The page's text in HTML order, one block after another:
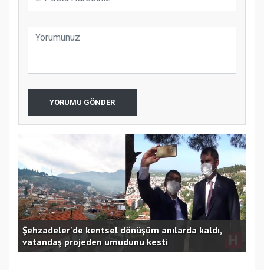
YORUMU GÖNDER
Manisa'da 7 ilçe için önemli uyarı